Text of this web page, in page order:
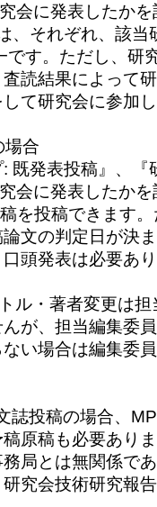
会に発表したか
、それぞれ、該当
です。ただし、研
読結果によって
て研究会に参加
場合
既発表投稿』、『
会に発表したか
を投稿できます
文の判定日が決
頭発表は必要あ
ル・著者変更は
が、担当編集委
い場合は編集委
誌投稿の場合、
原稿も必要あり
局とは無関係で
究会技術研究報